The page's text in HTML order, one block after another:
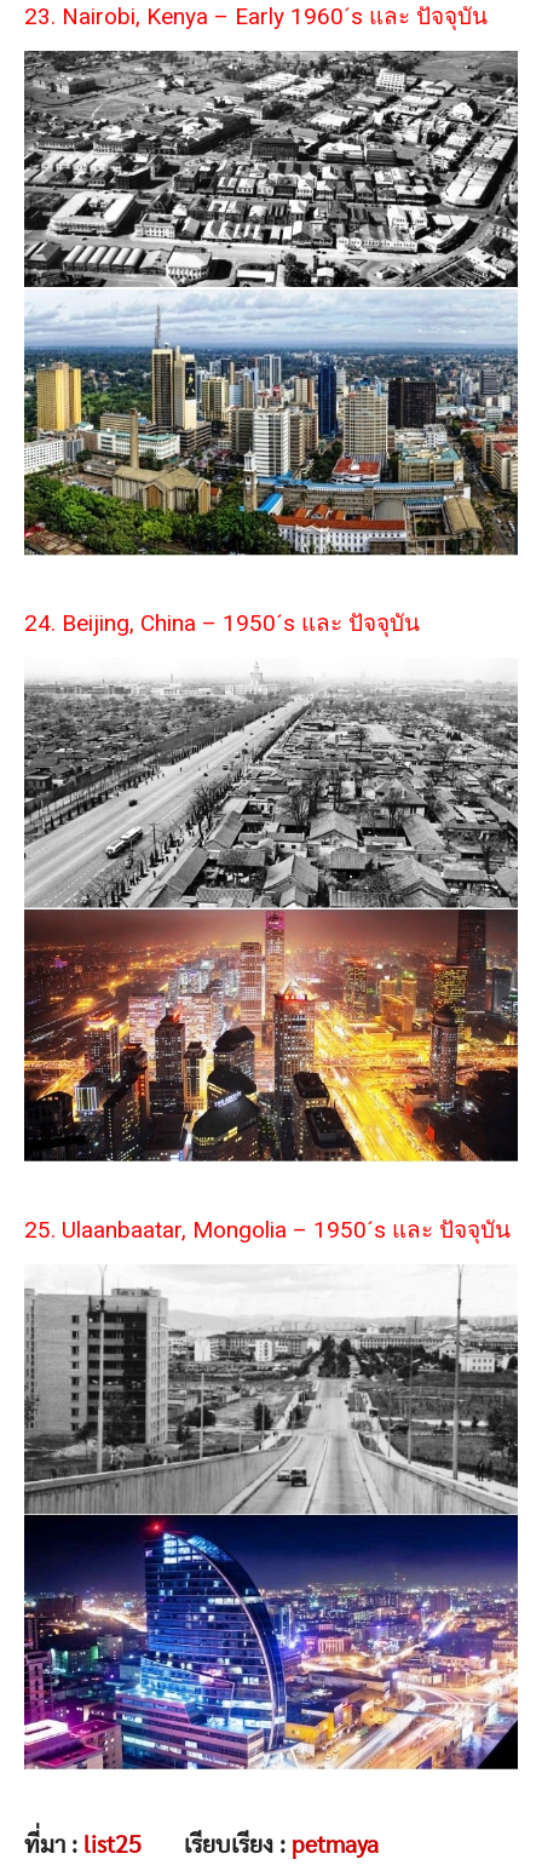
23. Nairobi, Kenya – Early 1960´s และ ปัจจุบัน
24. Beijing, China – 1950´s และ ปัจจุบัน
25. Ulaanbaatar, Mongolia – 1950´s และ ปัจจุบัน
ที่มา : list25 เรียบเรียง : petmaya